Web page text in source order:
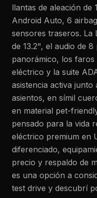
llantas de aleación de
Android Auto, 6
sensores traseros. La
de 13.2", el audio de
panorámico, los
eléctrico y la suite
asistencia activa junto
asientos, en símil
en material pet-
pensado para la vida
eléctrico premium en
diferenciado,
precio y respaldo de
es una opción a
test drive y descubrí